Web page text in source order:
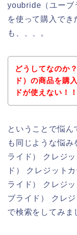
youbride（ユーブ
を使って購入で
も、、、。
どうしてなのか
ド）の商品を購
ドが使えない！！
ということで悩ん
も同じような悩
ライド） クレジ
ド） クレジット
ライド） クレジ
ブライド） クレ
で検索をしてみま